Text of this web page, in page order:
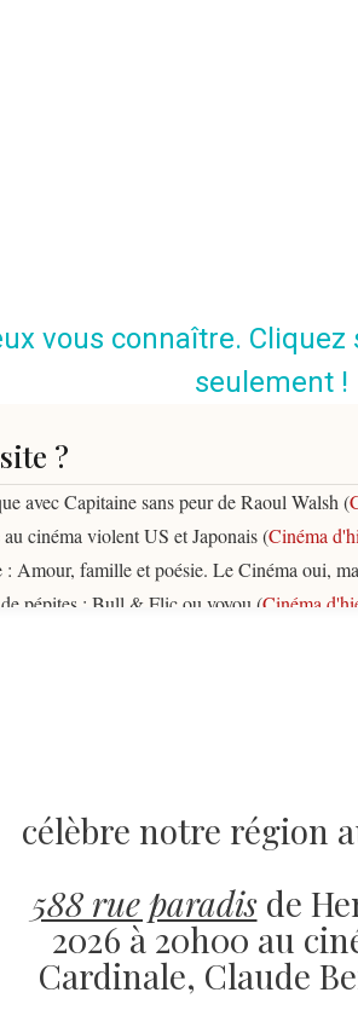
vous connaître. Cliquez
seulement !
?
avec Capitaine sans peur de Raoul Walsh (
cinéma violent US et Japonais (Cinéma
Amour, famille et poésie. Le Cinéma oui,
pépites : Bull & Flic ou voyou (Cinéma
par Céline (
à Genève (
pour le troisième film de notre cycle
geek vus par Guillaume - Série B quand tu
edition 2026 (
: Monkey Man et Les tsiganes montent au
les 4 grandes méthodes
l'éclairage Netflix? (Hors cycle - Réflexions)
: Universal Soldier (Le cinéma d'hier
(Jeux )
(
célèbre notre région
588 rue paradisde
2026 à 20h00 au
Cardinale, Claude